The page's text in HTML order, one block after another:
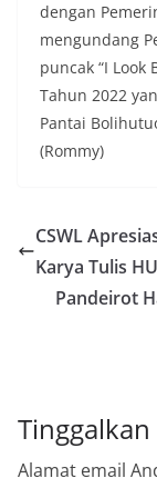
dengan
mengundang
puncak “I Look
Tahun 2022
Pantai
(Rommy)
CSWL
Karya Tulis
Pandeirot
Tinggalkan
Alamat email